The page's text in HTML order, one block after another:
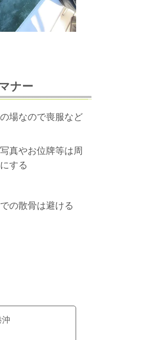
ナー
場なので喪服など
真やお位牌等は周
する
の散骨は避ける
沖